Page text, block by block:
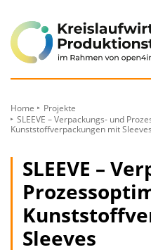
Inhalt
Home
Projekte
SLEEVE – Verpackungs- und
Kunststoffverpackungen mit Sleeves
SLEEVE –
Sleeves